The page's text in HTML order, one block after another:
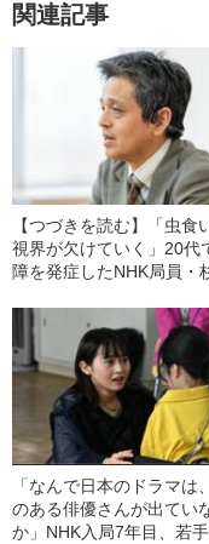
関連記事
【つづきを読む】「虫食
視界が欠けていく」20代
障を発症したNHK局員・
ヤバい」と自覚した“生
トラブル”
「なんで日本のドラマは
のある俳優さんが出てい
か」NHK入局7年目、若手